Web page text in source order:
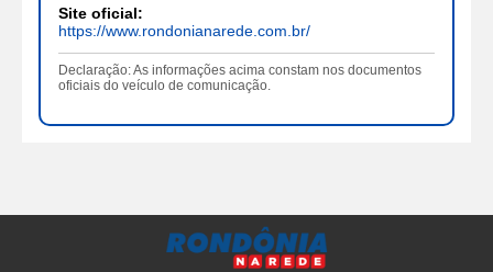
Site oficial:
https://www.rondonianarede.com.br/
Declaração: As informações acima constam nos documentos
oficiais do veículo de comunicação.